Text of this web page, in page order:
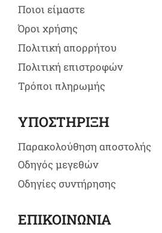
Ποιοι είμαστε
Όροι χρήσης
Πολιτική απορρήτου
Πολιτική επιστροφών
Τρόποι πληρωμής
ΥΠΟΣΤΗΡΙΞΗ
Παρακολούθηση αποστολής
Οδηγός μεγεθών
Οδηγίες συντήρησης
ΕΠΙΚΟΙΝΩΝΙΑ